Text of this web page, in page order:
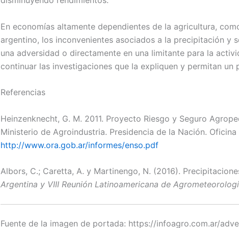
En economías altamente dependientes de la agricultura,
argentino, los inconvenientes asociados a la precipitación y
una adversidad o directamente en una limitante para la
continuar las investigaciones que la expliquen y permitan
Referencias
Heinzenknecht, G. M. 2011. Proyecto Riesgo y Seguro
Ministerio de Agroindustria. Presidencia de la Nación.
http://www.ora.gob.ar/informes/enso.pdf
Albors, C.; Caretta, A. y Martinengo, N. (2016).
Argentina y VIII Reunión Latinoamericana de
Fuente de la imagen de portada: https://infoagro.com.ar/